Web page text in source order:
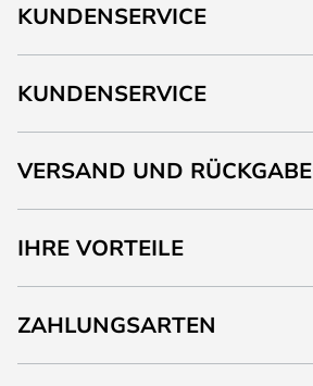
KUNDENSERVICE
KUNDENSERVICE
VERSAND UND RÜCKGABE
IHRE VORTEILE
ZAHLUNGSARTEN